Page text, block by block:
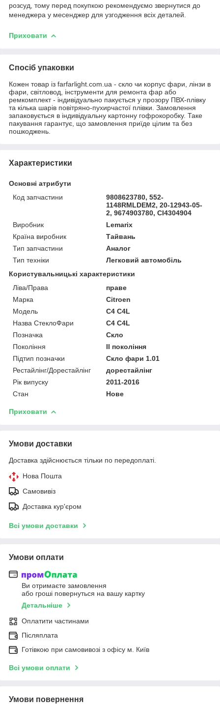
розсуд, тому перед покупкою рекомендуємо звернутися до
менеджера у месенджер для узгодження всіх деталей.
Приховати
Спосіб упаковки
Кожен товар із farfarlight.com.ua - скло чи корпус фари, лінзи в
фари, світловод, інструменти для ремонта фар або
ремкомплект - індивідуально пакується у прозору ПВХ-плівку
та кілька шарів повітряно-пухирчастої плівки. Замовлення
запаковується в індивідуальну картонну гофрокоробку. Таке
пакування гарантує, що замовлення приїде цілим та без
пошкоджень.
Характеристики
Основні атрибути
Код запчастини
9808623780, 552-
1148RMLDEM2, 20-12943-05-
2, 9674903780, CI4304904
Виробник
Lemarix
Країна виробник
Тайвань
Тип запчастини
Аналог
Тип техніки
Легковий автомобіль
Користувальницькі характеристики
Ліва/Права
праве
Марка
Citroen
Мoдель
C4 C4L
Назва СтеклоФари
C4 C4L
Позначка
Скло
Покоління
II покоління
Підтип позначки
Скло фари 1.01
Рестайлінг/Дорестайлінг
дорестайлінг
Рік випуску
2011-2016
Стан
Нове
Приховати
Умови доставки
Доставка здійснюється тільки по передоплаті.
Нова Пошта
Самовивіз
Доставка кур'єром
Всі умови доставки
Умови оплати
Ви отримаєте замовлення
або гроші повернуться на вашу картку
Детальніше
Оплатити частинами
Післяплата
Готівкою при самовивозі з офісу м. Київ
Всі умови оплати
Умови повернення